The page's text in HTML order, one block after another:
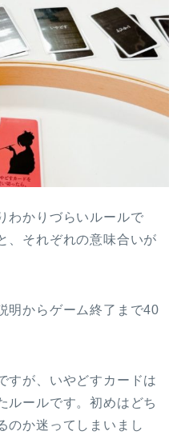
わかりづらいルールで
、それぞれの意味合いが
明からゲーム終了まで40
すが、いやどすカードは
ルールです。初めはどち
のか迷ってしまいまし